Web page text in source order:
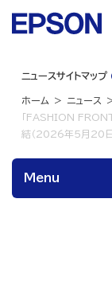
ニュースサイトマップ
ホーム
ニュース
「FASHION
結（2026年5月20日
Menu